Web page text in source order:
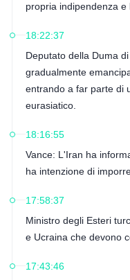
propria indipendenza e
18:22:37
Deputato della Duma
gradualmente
entrando a far parte di
eurasiatico.
18:16:55
Vance: L'Iran ha
ha intenzione di
17:58:37
Ministro degli Esteri
e Ucraina che devono
17:43:46